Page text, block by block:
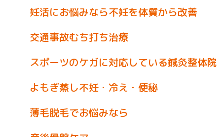
妊活にお悩みなら不妊を体質から改善
交通事故むち打ち治療
スポーツのケガに対応している鍼灸整体院
よもぎ蒸し不妊・冷え・便秘
薄毛脱毛でお悩みなら